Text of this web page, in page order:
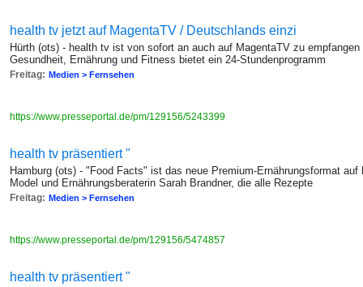
health tv jetzt auf MagentaTV / Deutschlands einzi
Hürth (ots) - health tv ist von sofort an auch auf MagentaTV zu
Gesundheit, Ernährung und Fitness bietet ein 24-Stundenprogramm
Freitag: Medien > Fernsehen
https://www.presseportal.de/pm/129156/5243399
health tv präsentiert "
Hamburg (ots) - "Food Facts" ist das neue Premium-Ernährungsformat
Model und Ernährungsberaterin Sarah Brandner, die alle Rezepte
Freitag: Medien > Fernsehen
https://www.presseportal.de/pm/129156/5474857
health tv präsentiert "